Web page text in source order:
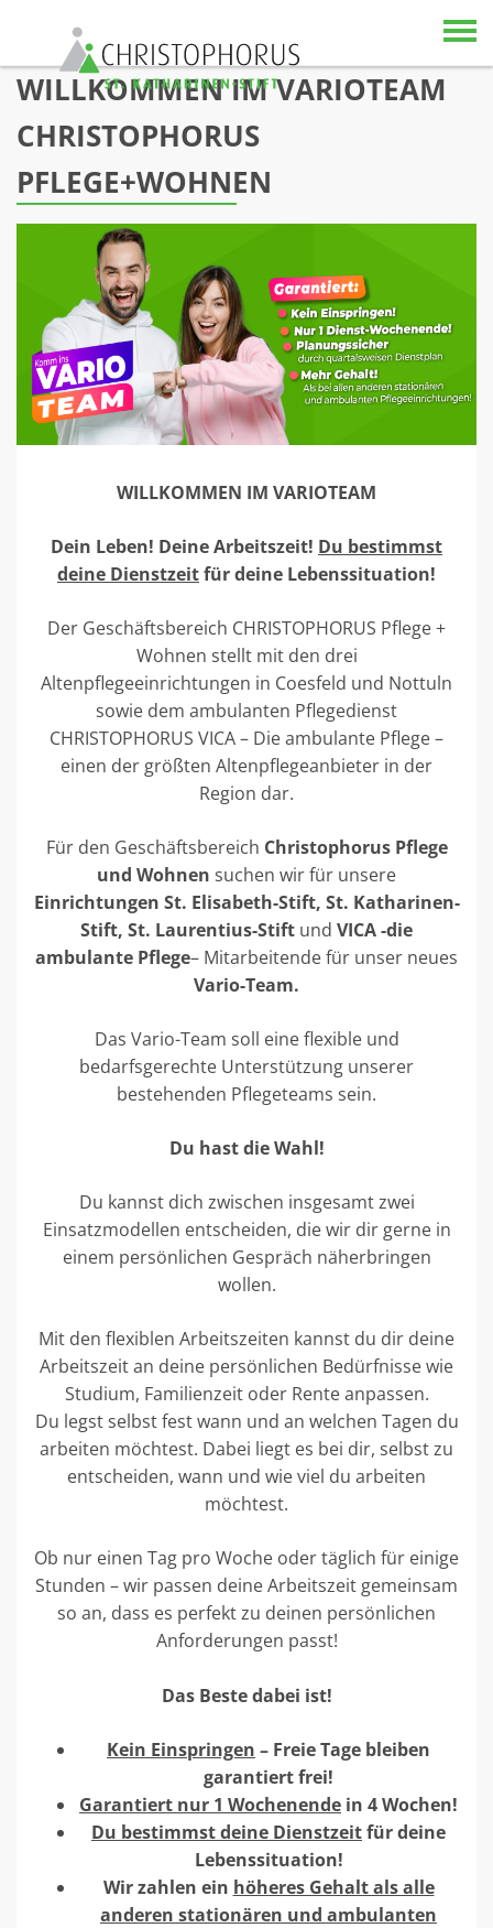
Skip to content
WILLKOMMEN IM VARIOTEAM
CHRISTOPHORUS
PFLEGE+WOHNEN
WILLKOMMEN IM VARIOTEAM
Dein Leben! Deine Arbeitszeit! Du bestimmst
deine Dienstzeitfür deine Lebenssituation!
Der Geschäftsbereich CHRISTOPHORUS Pflege +
Wohnen stellt mit den drei
Altenpflegeeinrichtungen in Coesfeld und Nottuln
sowie dem ambulanten Pflegedienst
CHRISTOPHORUS VICA – Die ambulante Pflege –
einen der größten Altenpflegeanbieter in der
Region dar.
Für den Geschäftsbereich Christophorus Pflege
und Wohnen suchen wir für unsere
Einrichtungen St. Elisabeth-Stift, St. Katharinen-
Stift, St. Laurentius-Stift und VICA -die
ambulante Pflege– Mitarbeitende für unser neues
Vario-Team.
Das Vario-Team soll eine flexible und
bedarfsgerechte Unterstützung unserer
bestehenden Pflegeteams sein.
Du hast die Wahl!
Du kannst dich zwischen insgesamt zwei
Einsatzmodellen entscheiden, die wir dir gerne in
einem persönlichen Gespräch näherbringen
wollen.
Mit den flexiblen Arbeitszeiten kannst du dir deine
Arbeitszeit an deine persönlichen Bedürfnisse wie
Studium, Familienzeit oder Rente anpassen.
Du legst selbst fest wann und an welchen Tagen du
arbeiten möchtest. Dabei liegt es bei dir, selbst zu
entscheiden, wann und wie viel du arbeiten
möchtest.
Ob nur einen Tag pro Woche oder täglich für einige
Stunden – wir passen deine Arbeitszeit gemeinsam
so an, dass es perfekt zu deinen persönlichen
Anforderungen passt!
Das Beste dabei ist!
Kein Einspringen – Freie Tage bleiben
garantiert frei!
Garantiert nur 1 Wochenende in 4 Wochen!
Du bestimmst deine Dienstzeitfür deine
Lebenssituation!
Wir zahlen ein höheres Gehalt als alle
anderen stationären und ambulanten